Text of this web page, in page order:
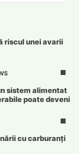
riscul unei avarii
sistem alimentat
poate deveni
cu carburanți